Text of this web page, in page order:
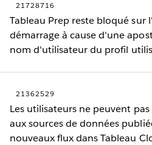
21728716
Tableau Prep reste bloqué sur
démarrage à cause d'une
nom d'utilisateur du profil
21362529
Les utilisateurs ne peuvent
aux sources de données
nouveaux flux dans Tableau